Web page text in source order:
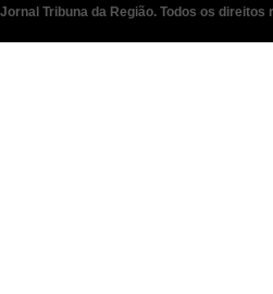
Jornal Tribuna da Região. Todos os direitos